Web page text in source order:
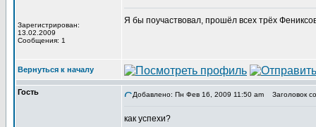
Зарегистрирован:
13.02.2009
Сообщения: 1
Я бы поучаствовал, прошёл всех трёх
Вернуться к началу
Гость Добавлено: Пн Фев 16, 2009 11:50 am Заголовок
как успехи?